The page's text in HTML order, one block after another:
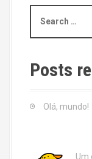
a
c
h
Posts
Olá, mundo!
Um